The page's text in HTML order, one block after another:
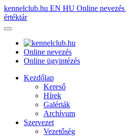
kennelclub.hu EN HU Online nevezés
értéktár
Online nevezés
Online ügyintézés
Kezdőlap
Kereső
Hírek
Galériák
Archívum
Szervezet
Vezetőség